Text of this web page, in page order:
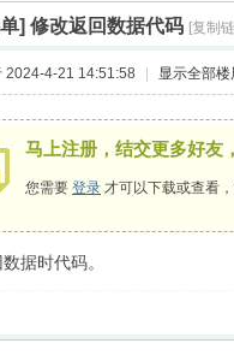
] 修改返回数据代码 [复制
2024-4-21 14:51:58 显示全部楼
马上注册，结交更多好友
您需要 登录 才可以下载或查看
据时代码。